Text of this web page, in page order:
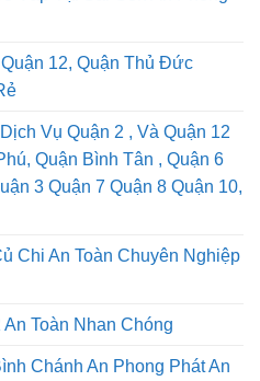
12, Quận Thủ Đức
Vụ Quận 2 , Và Quận 12
Quận Bình Tân , Quận 6
3 Quận 7 Quận 8 Quận 10,
Chi An Toàn Chuyên Nghiệp
Toàn Nhan Chóng
Chánh An Phong Phát An